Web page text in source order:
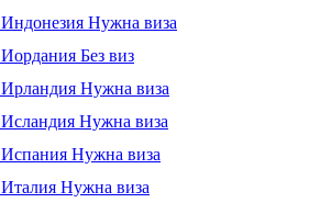
Индонезия Нужна виза
Иордания Без виз
Ирландия Нужна виза
Исландия Нужна виза
Испания Нужна виза
Италия Нужна виза